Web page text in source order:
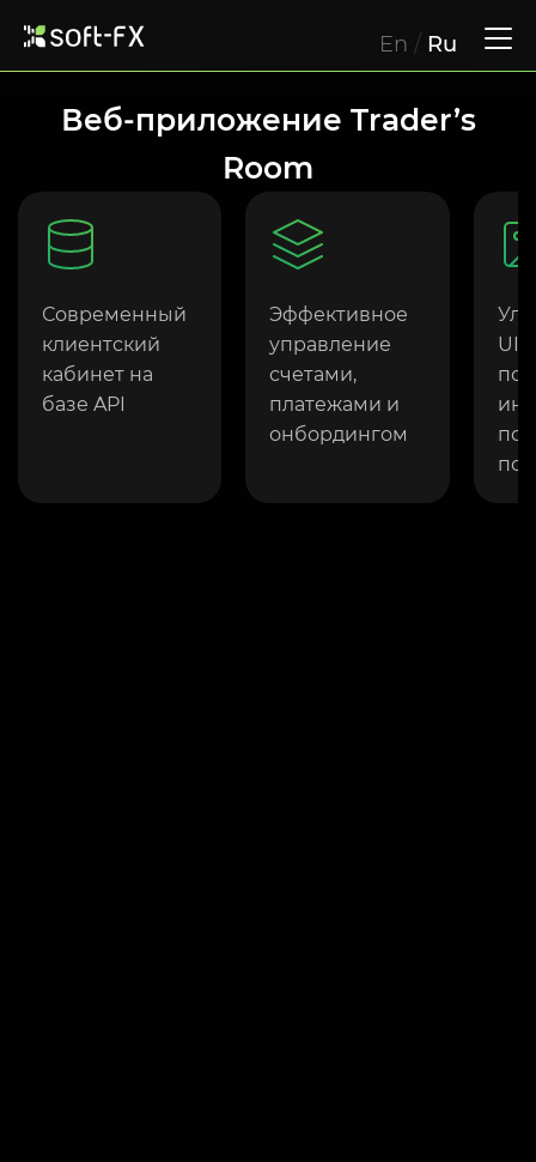
En / Ru
Веб-приложение Trader’s
Room
Современный
клиентский
кабинет на
базе API
Эффективное
управление
счетами,
платежами и
онбордингом
UI/